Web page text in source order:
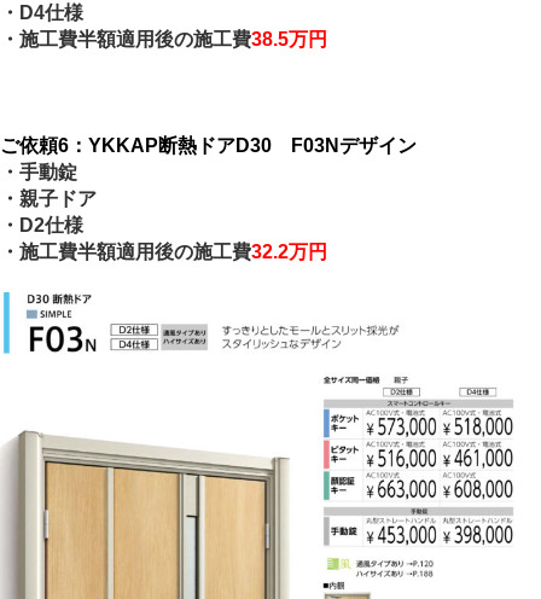
・D4仕様
・施工費半額適用後の施工費38.5万円
ご依頼6：YKKAP断熱ドアD30 F03Nデザイン
・手動錠
・親子ドア
・D2仕様
・施工費半額適用後の施工費32.2万円